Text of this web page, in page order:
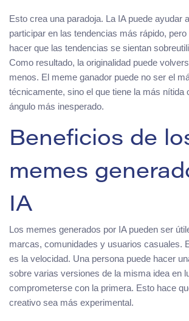
Esto crea una paradoja. La IA puede ayudar
participar en las tendencias más rápido,
hacer que las tendencias se sientan
Como resultado, la originalidad puede
menos. El meme ganador puede no ser el
técnicamente, sino el que tiene la más nítida
ángulo más inesperado.
Beneficios de
memes
IA
Los memes generados por IA pueden ser
marcas, comunidades y usuarios casuales.
es la velocidad. Una persona puede hacer
sobre varias versiones de la misma idea en
comprometerse con la primera. Esto hace
creativo sea más experimental.